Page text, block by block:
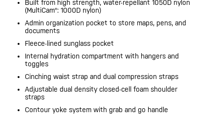
Built from high strength, water-repellant 1050D nylon
(MultiCam®: 1000D nylon)
Admin organization pocket to store maps, pens, and
documents
Fleece-lined sunglass pocket
Internal hydration compartment with hangers and
toggles
Cinching waist strap and dual compression straps
Adjustable dual density closed-cell foam shoulder
straps
Contour yoke system with grab and go handle